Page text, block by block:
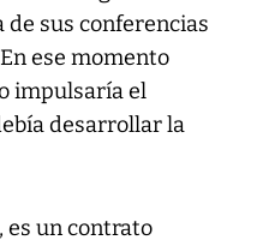
sus conferencias
ese momento
impulsaría el
desarrollar la
es un contrato